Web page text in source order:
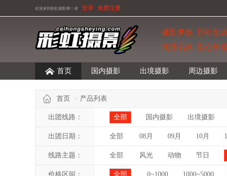
欢迎来到彩虹摄影网！ 请 登录 免费注册
摄影梦想 彩虹创造
优秀品质 良心价格
首页 国内摄影 出境摄影 周边摄影
首页 > 产品列表
出团线路： 全部 国内摄影 出境摄影
出团日期： 全部 08月 09月 10月
线路主题： 全部 风光 动物 节日
价格区间： 全部 0~1000 1000~5000